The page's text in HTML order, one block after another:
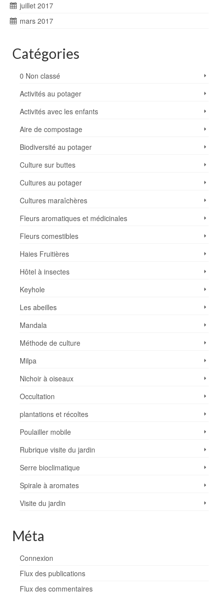
juillet 2017
mars 2017
Catégories
0 Non classé
Activités au potager
Activités avec les enfants
Aire de compostage
Biodiversité au potager
Culture sur buttes
Cultures au potager
Cultures maraîchères
Fleurs aromatiques et médicinales
Fleurs comestibles
Haies Fruitières
Hôtel à insectes
Keyhole
Les abeilles
Mandala
Méthode de culture
Milpa
Nichoir à oiseaux
Occultation
plantations et récoltes
Poulailler mobile
Rubrique visite du jardin
Serre bioclimatique
Spirale à aromates
Visite du jardin
Méta
Connexion
Flux des publications
Flux des commentaires